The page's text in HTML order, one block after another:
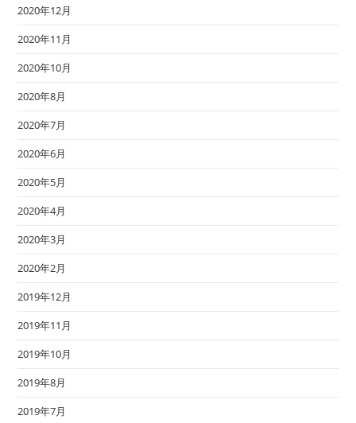
2020年12月
2020年11月
2020年10月
2020年8月
2020年7月
2020年6月
2020年5月
2020年4月
2020年3月
2020年2月
2019年12月
2019年11月
2019年10月
2019年8月
2019年7月